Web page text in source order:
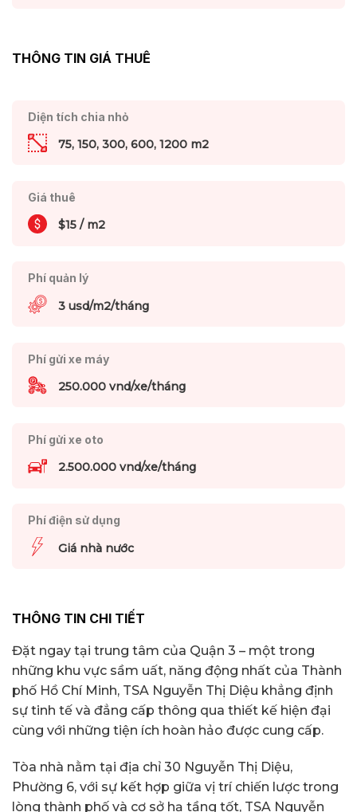
THÔNG TIN GIÁ THUÊ
Diện tích chia nhỏ
75, 150, 300, 600, 1200 m2
Giá thuê
$15 / m2
Phí quản lý
3 usd/m2/tháng
Phí gửi xe máy
250.000 vnd/xe/tháng
Phí gửi xe oto
2.500.000 vnd/xe/tháng
Phí điện sử dụng
Giá nhà nước
THÔNG TIN CHI TIẾT
Đặt ngay tại trung tâm của Quận 3 – một trong
những khu vực sầm uất, năng động nhất của Thành
phố Hồ Chí Minh, TSA Nguyễn Thị Diệu khẳng định
sự tinh tế và đẳng cấp thông qua thiết kế hiện đại
cùng với những tiện ích hoàn hảo được cung cấp.
Tòa nhà nằm tại địa chỉ 30 Nguyễn Thị Diệu,
Phường 6, với sự kết hợp giữa vị trí chiến lược trong
lòng thành phố và cơ sở hạ tầng tốt, TSA Nguyễn